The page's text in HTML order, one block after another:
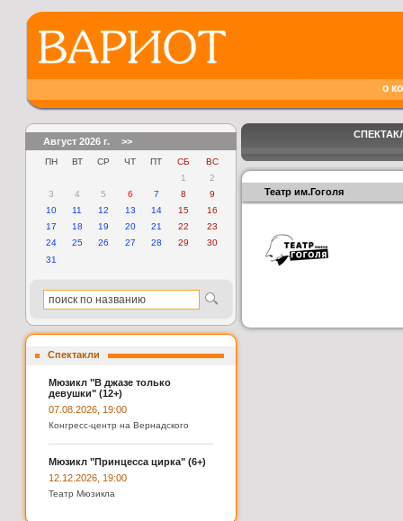
о
Театр им.Гоголя
Август 2026 г. >>
ПН ВТ СР ЧТ ПТ СБ
ВС
1
2
3
4 5 6 7 8
9
10
11 12 13 14 15
16
17
18 19 20 21 22
23
24
25 26 27 28 29
30
31
Спектакли
Мюзикл "В джазе только
девушки" (12+)
07.08.2026, 19:00
Конгресс-центр на Вернадского
Мюзикл "Принцесса цирка" (6+)
12.12.2026, 19:00
Театр Мюзикла